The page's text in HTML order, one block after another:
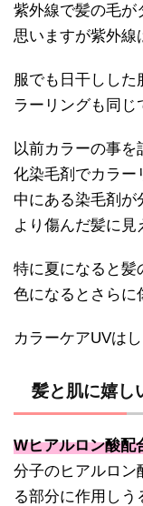
紫外線で髪の毛が
思いますが紫外線
服でも日干しした
ラーリングも同じ
以前カラーの事を
化染毛剤でカラー
中にある染毛剤が
より傷んだ髪に見
特に夏になると髪
色になるとさらに
カラーケアUVは
髪と肌に嬉し
Wヒアルロン酸配
分子のヒアルロン
る部分に作用しう